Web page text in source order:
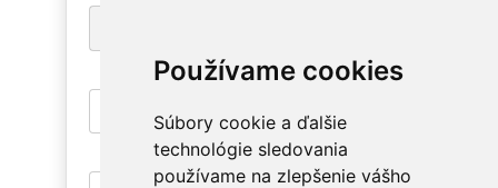
Používame cookies
Súbory cookie a ďalšie
technológie sledovania
používame na zlepšenie vášho
pre zaslanie bezplatnej SMS pripomienky
aby si sa mohla znovu vrátiť